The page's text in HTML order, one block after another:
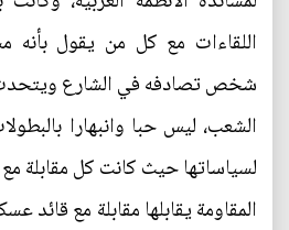
اللقاءات مع كل من يقول
شخص تصادفه في الشارع
الشعب، ليس حبا وانبهارا
لسياساتها حيث كانت كل مقابلة
المقاومة يقابلها مقابلة مع قائد